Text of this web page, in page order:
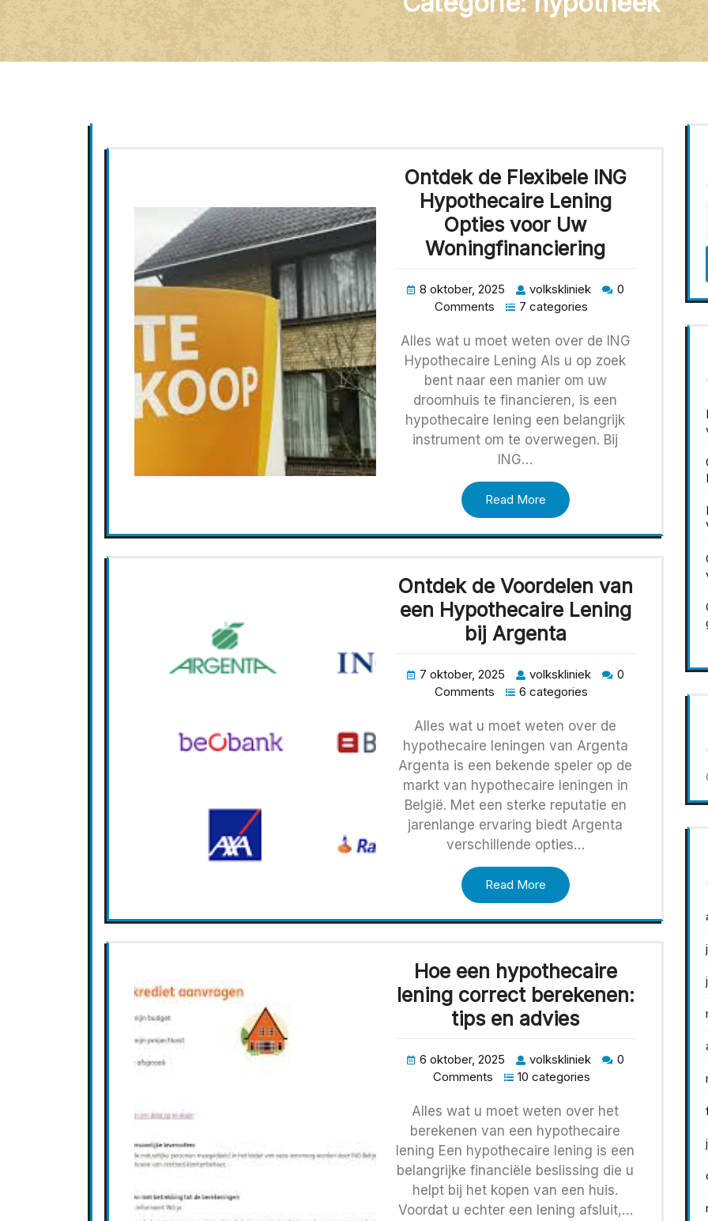
Ontdek de Flexibele ING
Hypothecaire Lening
Opties voor Uw
Woningfinanciering
8 oktober, 2025 volkskliniek
0
Comments
7 categories
Alles wat u moet weten over de ING
Hypothecaire Lening Als u op zoek
bent naar een manier om uw
droomhuis te financieren, is een
hypothecaire lening een belangrijk
instrument om te overwegen. Bij
ING…
Read More
Ontdek de Voordelen van
een Hypothecaire Lening
bij Argenta
7 oktober, 2025 volkskliniek
0
Comments
6 categories
Alles wat u moet weten over de
hypothecaire leningen van Argenta
Argenta is een bekende speler op de
markt van hypothecaire leningen in
België. Met een sterke reputatie en
jarenlange ervaring biedt Argenta
verschillende opties…
Read More
Hoe een hypothecaire
lening correct berekenen:
tips en advies
6 oktober, 2025 volkskliniek
0
Comments
10 categories
Alles wat u moet weten over het
berekenen van een hypothecaire
lening Een hypothecaire lening is een
belangrijke financiële beslissing die u
helpt bij het kopen van een huis.
Voordat u echter een lening afsluit,…